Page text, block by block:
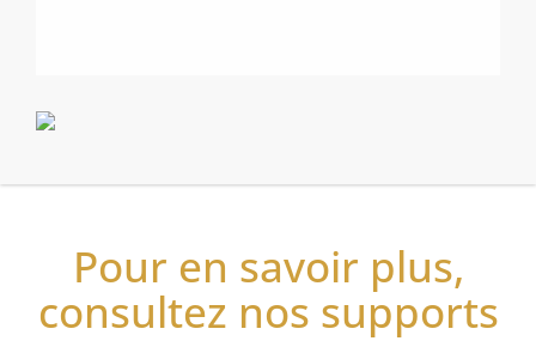
Pour en savoir plus,
consultez nos supports